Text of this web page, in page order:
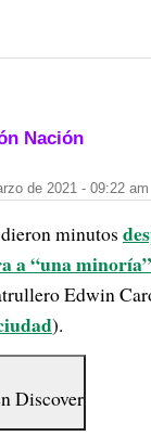
Nación
de 2021 - 09:22 am
minutos
a “una
Edwin
).
Discover